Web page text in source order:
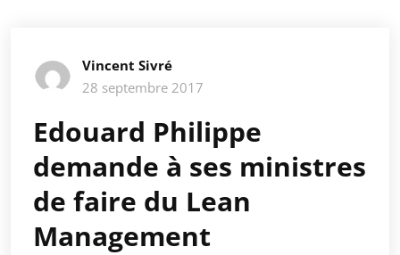
Vincent Sivré
28 septembre 2017
Edouard Philippe
demande à ses ministres
de faire du Lean
Management